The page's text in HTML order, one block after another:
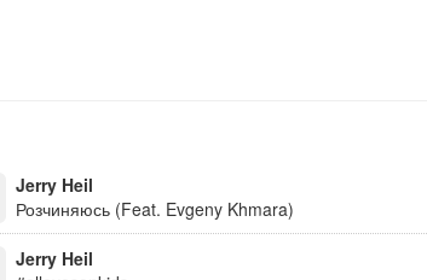
Jerry Heil
Розчиняюсь (Feat. Evgeny Khmara)
Jerry Heil